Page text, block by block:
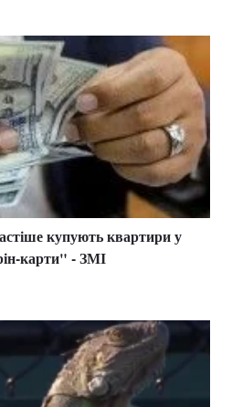
купують квартири у
карти" - ЗМІ